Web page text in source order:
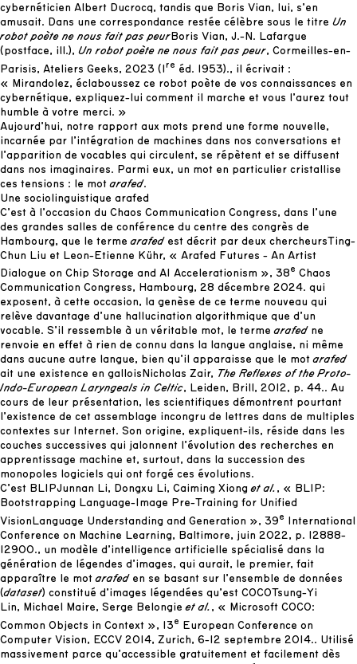
cybernéticien Albert Ducrocq, tandis que Boris Vian, lui, s’en
amusait. Dans une correspondance restée célèbre sous le titre Un
robot poète ne nous fait pas peurBoris Vian, J.-N. Lafargue
(postface, ill.), Un robot poète ne nous fait pas peur, Cormeilles-en-
Parisis, Ateliers Geeks, 2023 (1re éd. 1953)., il écrivait :
« Mirandolez, éclaboussez ce robot poète de vos connaissances en
cybernétique, expliquez-lui comment il marche et vous l’aurez tout
humble à votre merci. »
Aujourd’hui, notre rapport aux mots prend une forme nouvelle,
incarnée par l’intégration de machines dans nos conversations et
l’apparition de vocables qui circulent, se répètent et se diffusent
dans nos imaginaires. Parmi eux, un mot en particulier cristallise
ces tensions : le motarafed.
Une sociolinguistique arafed
C’est à l’occasion du Chaos Communication Congress, dans l’une
des grandes salles de conférence du centre des congrès de
Hambourg, que le termearafedest décrit par deux chercheursTing-
Chun Liu et Leon-Etienne Kühr, « Arafed Futures - An Artist
Dialogue on Chip Storage and AI Accelerationism », 38e Chaos
Communication Congress, Hambourg, 28 décembre 2024. qui
exposent, à cette occasion, la genèse de ce terme nouveau qui
relève davantage d’une hallucination algorithmique que d’un
vocable. S’il ressemble à un véritable mot, le termearafedne
renvoie en effet à rien de connu dans la langue anglaise, ni même
dans aucune autre langue, bien qu’il apparaisse que le motarafed
ait une existence en galloisNicholas Zair, The Reflexes of the Proto-
Indo-European Laryngeals in Celtic, Leiden, Brill, 2012, p. 44.. Au
cours de leur présentation, les scientifiques démontrent pourtant
l’existence de cet assemblage incongru de lettres dans de multiples
contextes sur Internet. Son origine, expliquent-ils, réside dans les
couches successives qui jalonnent l’évolution des recherches en
apprentissage machine et, surtout, dans la succession des
monopoles logiciels qui ont forgé ces évolutions.
C’est BLIPJunnan Li, Dongxu Li, Caiming Xionget al. , « BLIP:
Bootstrapping Language-Image Pre-Training for Unified
VisionLanguage Understanding and Generation », 39e International
Conference on Machine Learning, Baltimore, juin 2022, p. 12888-
12900., un modèle d’intelligence artificielle spécialisé dans la
génération de légendes d’images, qui aurait, le premier, fait
apparaître le motarafeden se basant sur l’ensemble de données
(dataset) constitué d’images légendées qu’est COCOTsung-Yi
Lin, Michael Maire, Serge Belongieet al. , « Microsoft COCO:
Common Objects in Context », 13e European Conference on
Computer Vision, ECCV 2014, Zurich, 6-12 septembre 2014.. Utilisé
massivement parce qu’accessible gratuitement et facilement dès